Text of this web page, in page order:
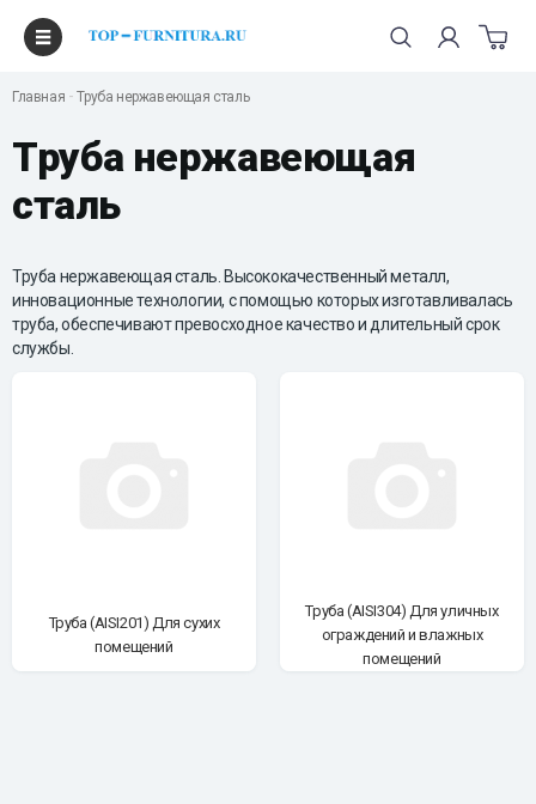
Главная Труба нержавеющая сталь
Труба нержавеющая
сталь
Труба нержавеющая сталь. Высококачественный металл,
инновационные технологии, с помощью которых изготавливалась
труба, обеспечивают превосходное качество и длительный срок
службы.
Труба (AISI201) Для сухих
помещений
Труба (AISI304) Для уличных
ограждений и влажных
помещений